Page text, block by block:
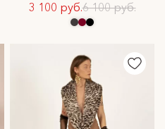
3 100 руб.6 100 руб.